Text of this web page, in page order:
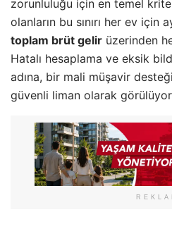
zorunluluğu için en temel
olanların bu sınırı her ev için
toplam brüt gelir üzerinden
Hatalı hesaplama ve eksik
adına, bir mali müşavir
güvenli liman olarak